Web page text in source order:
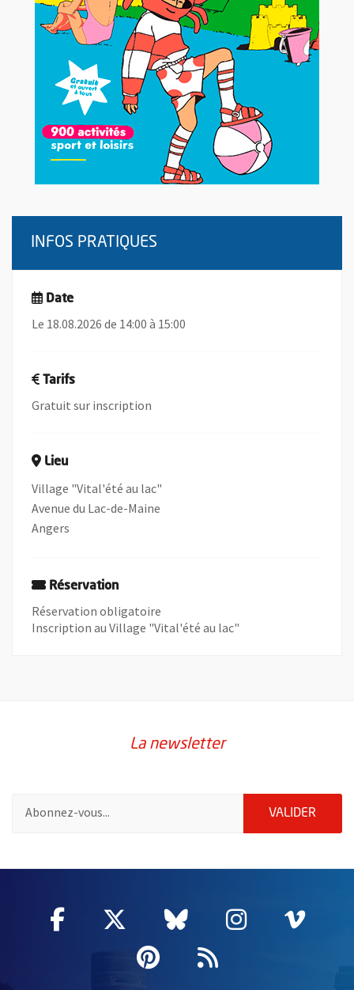
INFOS PRATIQUES
Date
Le 18.08.2026 de 14:00 à 15:00
Tarifs
Gratuit sur inscription
Lieu
Village "Vital'été au lac"
Avenue du Lac-de-Maine
Angers
Réservation
Réservation obligatoire
Inscription au Village "Vital'été au lac"
La newsletter
VALIDER
Facebook
, Ouvre une nouvelle fenêtre
Twitter
, Ouvre une nouvelle
Bluesky
, Ouvre une
Instagram
, Ouvre
,
Pinterest
, Ouvre une
Flux RSS